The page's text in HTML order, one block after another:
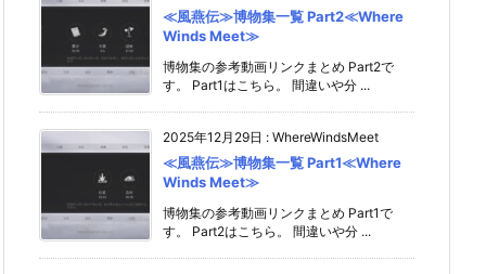
≪風燕伝≫博物集一覧 Part2≪Where
Winds Meet≫
博物集の参考動画リンクまとめ Part2で
す。 Part1はこちら。 間違いや分 ...
2025年12月29日 : WhereWindsMeet
≪風燕伝≫博物集一覧 Part1≪Where
Winds Meet≫
博物集の参考動画リンクまとめ Part1で
す。 Part2はこちら。 間違いや分 ...